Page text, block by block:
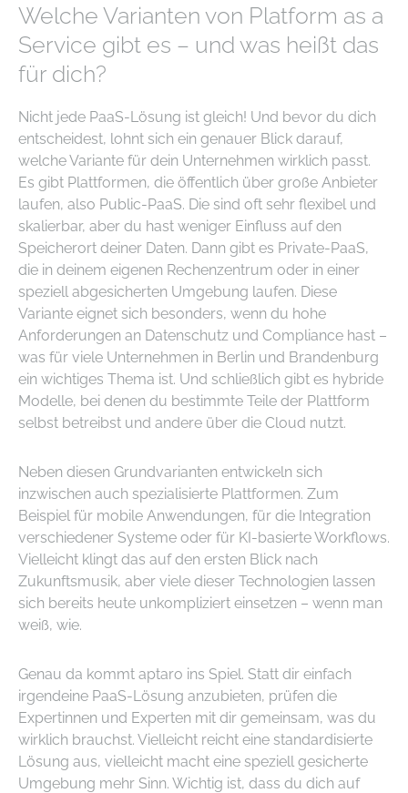
Welche Varianten von Platform as a
Service gibt es – und was heißt das
für dich?
Nicht jede PaaS-Lösung ist gleich! Und bevor du dich
entscheidest, lohnt sich ein genauer Blick darauf,
welche Variante für dein Unternehmen wirklich passt.
Es gibt Plattformen, die öffentlich über große Anbieter
laufen, also Public-PaaS. Die sind oft sehr flexibel und
skalierbar, aber du hast weniger Einfluss auf den
Speicherort deiner Daten. Dann gibt es Private-PaaS,
die in deinem eigenen Rechenzentrum oder in einer
speziell abgesicherten Umgebung laufen. Diese
Variante eignet sich besonders, wenn du hohe
Anforderungen an Datenschutz und Compliance hast –
was für viele Unternehmen in Berlin und Brandenburg
ein wichtiges Thema ist. Und schließlich gibt es hybride
Modelle, bei denen du bestimmte Teile der Plattform
selbst betreibst und andere über die Cloud nutzt.
Neben diesen Grundvarianten entwickeln sich
inzwischen auch spezialisierte Plattformen. Zum
Beispiel für mobile Anwendungen, für die Integration
verschiedener Systeme oder für KI-basierte Workflows.
Vielleicht klingt das auf den ersten Blick nach
Zukunftsmusik, aber viele dieser Technologien lassen
sich bereits heute unkompliziert einsetzen – wenn man
weiß, wie.
Genau da kommt aptaro ins Spiel. Statt dir einfach
irgendeine PaaS-Lösung anzubieten, prüfen die
Expertinnen und Experten mit dir gemeinsam, was du
wirklich brauchst. Vielleicht reicht eine standardisierte
Lösung aus, vielleicht macht eine speziell gesicherte
Umgebung mehr Sinn. Wichtig ist, dass du dich auf